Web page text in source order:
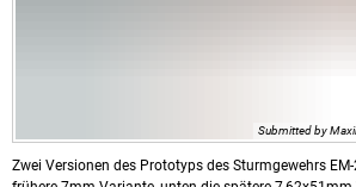
Submitted by
Zwei Versionen des Prototyps des Sturmgewehrs